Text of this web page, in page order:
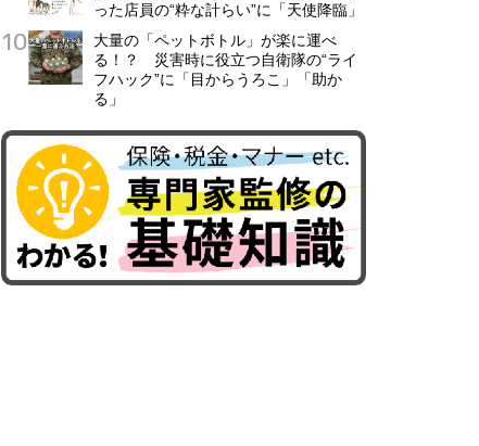
った店員の“粋な計らい”に「天使降臨」
大量の「ペットボトル」が楽に運べ
る！？ 災害時に役立つ自衛隊の“ライ
フハック”に「目からうろこ」「助か
る」